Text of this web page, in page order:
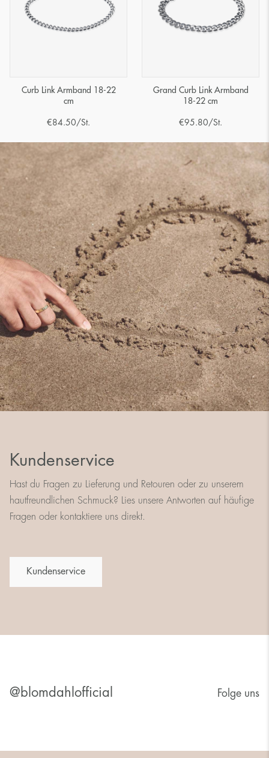
Curb Link Armband 18-22
cm
€84.50/St.
Grand Curb Link Armband
18-22 cm
€95.80/St.
Kundenservice
Hast du Fragen zu Lieferung und Retouren oder zu unserem
hautfreundlichen Schmuck? Lies unsere Antworten auf häufige
Fragen oder kontaktiere uns direkt.
Kundenservice
@blomdahlofficial Folge uns